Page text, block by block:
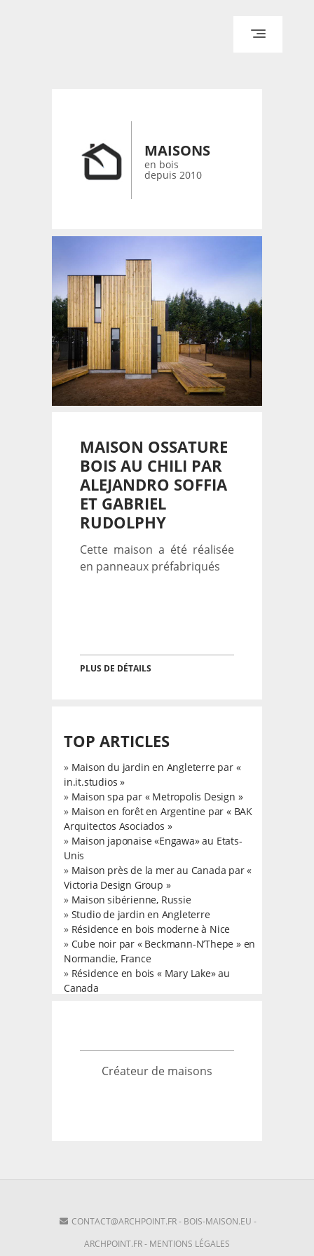
CONTACT
MAISONS
en bois
depuis 2010
MAISON OSSATURE
BOIS AU CHILI PAR
ALEJANDRO SOFFIA
ET GABRIEL
RUDOLPHY
Cette maison a été réalisée
en panneaux préfabriqués
PLUS DE DÉTAILS
TOP ARTICLES
» Maison du jardin en Angleterre par «
in.it.studios »
» Maison spa par « Metropolis Design »
» Maison en forêt en Argentine par « BAK
Arquitectos Asociados »
» Maison japonaise «Engawa» au Etats-
Unis
» Maison près de la mer au Canada par «
Victoria Design Group »
» Maison sibérienne, Russie
» Studio de jardin en Angleterre
» Résidence en bois moderne à Nice
» Cube noir par « Beckmann-N’Thepe » en
Normandie, France
» Résidence en bois « Mary Lake» au
Canada
Créateur de maisons
CONTACT@ARCHPOINT.FR- BOIS-MAISON.EU -
ARCHPOINT.FR- MENTIONS LÉGALES